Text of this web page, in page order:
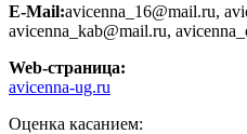
E-Mail:avicenna_16@mail.ru,
avicenna_kab@mail.ru,
Web-страница:
avicenna-ug.ru
Оценка касанием: